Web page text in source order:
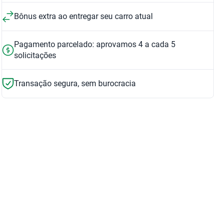
1.6 16V FLEX S 1.6 SV CVT
Bônus extra ao entregar seu carro atual
Pagamento parcelado: aprovamos 4 a cada 5
solicitações
Transação segura, sem burocracia